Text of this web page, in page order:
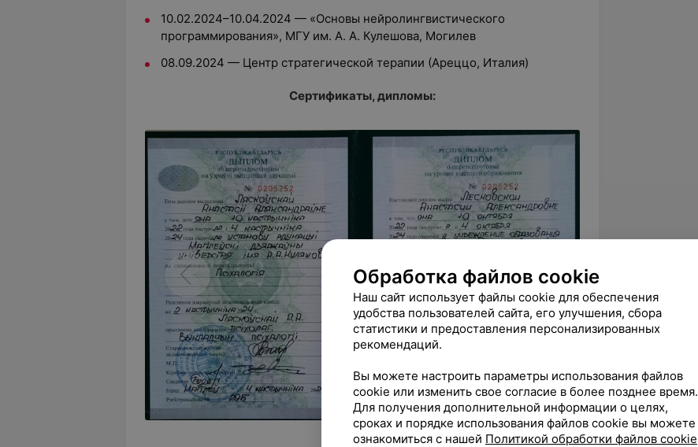
10.02.2024–10.04.2024 — «Основы нейролингвистического
программирования», МГУ им. А. А. Кулешова, Могилев
08.09.2024 — Центр стратегической терапии (Ареццо, Италия)
Сертификаты, дипломы:
Обработка файлов cookie
Наш сайт использует файлы cookie для обеспечения
удобства пользователей сайта, его улучшения, сбора
статистики и предоставления персонализированных
рекомендаций.
Вы можете настроить параметры использования файлов
cookie или изменить свое согласие в более позднее время.
Для получения дополнительной информации о целях,
сроках и порядке использования файлов cookie вы можете
ознакомиться с нашей Политикой обработки файлов cookie